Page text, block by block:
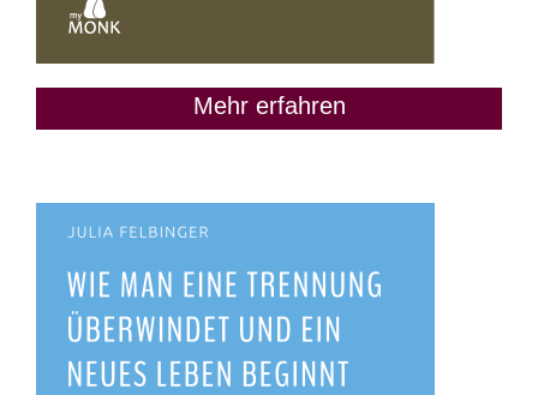
Mehr erfahren